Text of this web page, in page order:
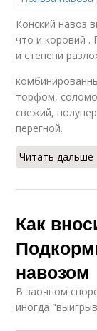
Конский навоз
что и коровий .
и степени
торфом,
свежий,
перегной.
Читать
Как
навозом
В заочном
иногда